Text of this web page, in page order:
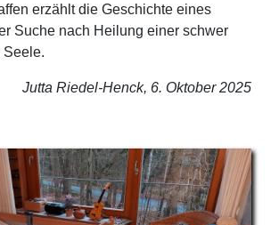
erzählt die Geschichte eines
Suche nach Heilung einer schwer
Seele.
Jutta Riedel-Henck, 6. Oktober 2025